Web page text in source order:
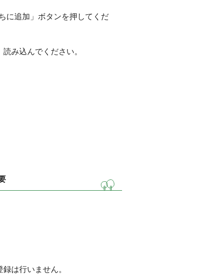
に追加」ボタンを押してくだ
み込んでください。
は行いません。